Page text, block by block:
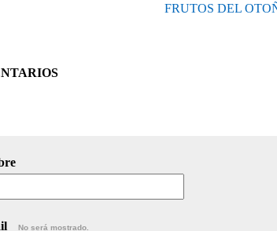
FRUTOS DEL
No será mostrado.